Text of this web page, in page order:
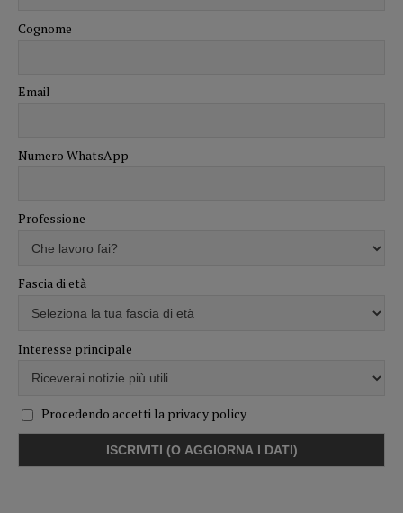
Cognome
Email
Numero WhatsApp
Professione
Fascia di età
Interesse principale
Procedendo accetti la privacy policy